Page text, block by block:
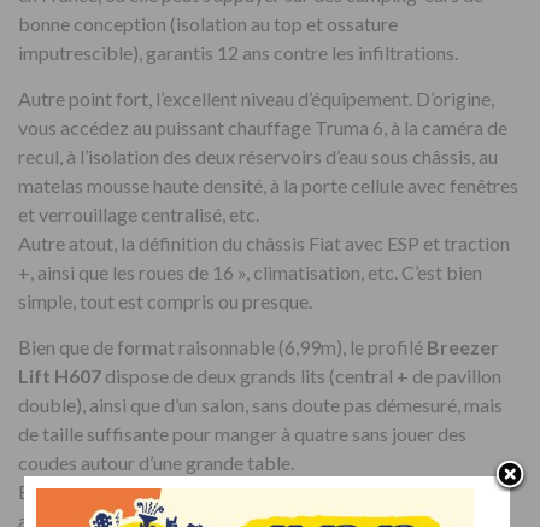
bonne conception (isolation au top et ossature
imputrescible), garantis 12 ans contre les infiltrations.
Autre point fort, l’excellent niveau d’équipement. D’origine,
vous accédez au puissant chauffage Truma 6, à la caméra de
recul, à l’isolation des deux réservoirs d’eau sous châssis, au
matelas mousse haute densité, à la porte cellule avec fenêtres
et verrouillage centralisé, etc.
Autre atout, la définition du châssis Fiat avec ESP et traction
+, ainsi que les roues de 16 », climatisation, etc. C’est bien
simple, tout est compris ou presque.
Bien que de format raisonnable (6,99m), le profilé Breezer
Lift H607 dispose de deux grands lits (central + de pavillon
double), ainsi que d’un salon, sans doute pas démesuré, mais
de taille suffisante pour manger à quatre sans jouer des
coudes autour d’une grande table.
En l’absence de tout mécanisme de relevage, le lit central
apparaît à bonne hauteur et très accessible, sans marches